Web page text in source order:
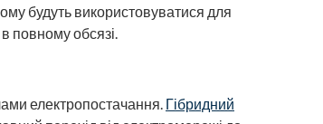
будуть використовуватися для
повному обсязі.
електропостачання. Гібридний